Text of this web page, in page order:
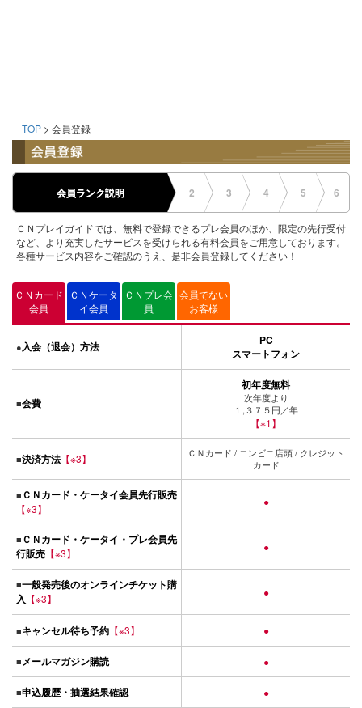
TOP > 会員登録
会員ランク説明 2 3 4 5 6
ＣＮプレイガイドでは、無料で登録できるプレ会員のほか、限定の先行受付
など、より充実したサービスを受けられる有料会員をご用意しております。
各種サービス内容をご確認のうえ、是非会員登録してください！
ＣＮカード
会員
ＣＮケータ
イ会員
ＣＮプレ会
員
会員でない
お客様
●入会（退会）方法
PC
スマートフォン
■会費
初年度無料
次年度より
１,３７５円／年
【※1】
■決済方法 【※3】
ＣＮカード / コンビニ店頭 / クレジット
カード
■ＣＮカード・ケータイ会員先行販売
【※3】
●
■ＣＮカード・ケータイ・プレ会員先
行販売 【※3】 ●
■一般発売後のオンラインチケット購
入 【※3】 ●
■キャンセル待ち予約 【※3】 ●
■メールマガジン購読 ●
■申込履歴・抽選結果確認 ●